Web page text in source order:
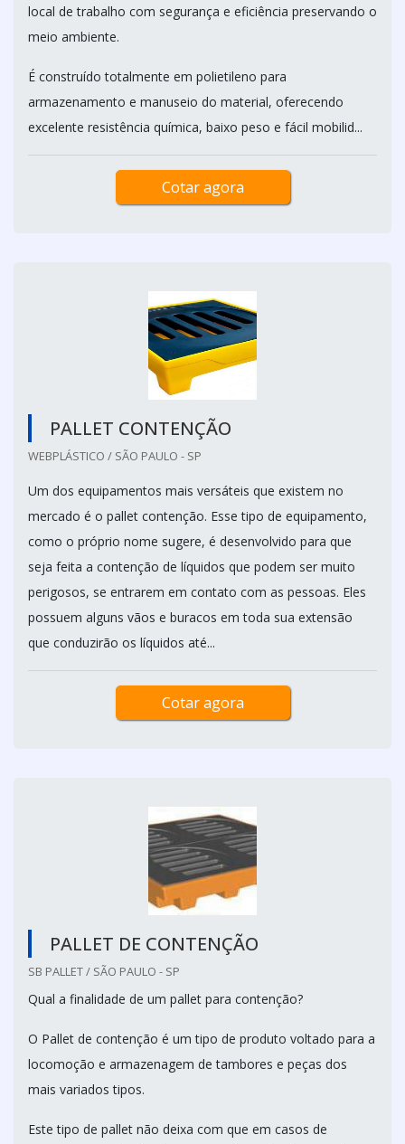
local de trabalho com segurança e eficiência preservando o
meio ambiente.
É construído totalmente em polietileno para
armazenamento e manuseio do material, oferecendo
excelente resistência química, baixo peso e fácil mobilid...
Cotar agora
PALLET CONTENÇÃO
WEBPLÁSTICO / SÃO PAULO - SP
Um dos equipamentos mais versáteis que existem no
mercado é o pallet contenção. Esse tipo de equipamento,
como o próprio nome sugere, é desenvolvido para que
seja feita a contenção de líquidos que podem ser muito
perigosos, se entrarem em contato com as pessoas. Eles
possuem alguns vãos e buracos em toda sua extensão
que conduzirão os líquidos até...
Cotar agora
PALLET DE CONTENÇÃO
SB PALLET / SÃO PAULO - SP
Qual a finalidade de um pallet para contenção?
O Pallet de contenção é um tipo de produto voltado para a
locomoção e armazenagem de tambores e peças dos
mais variados tipos.
Este tipo de pallet não deixa com que em casos de